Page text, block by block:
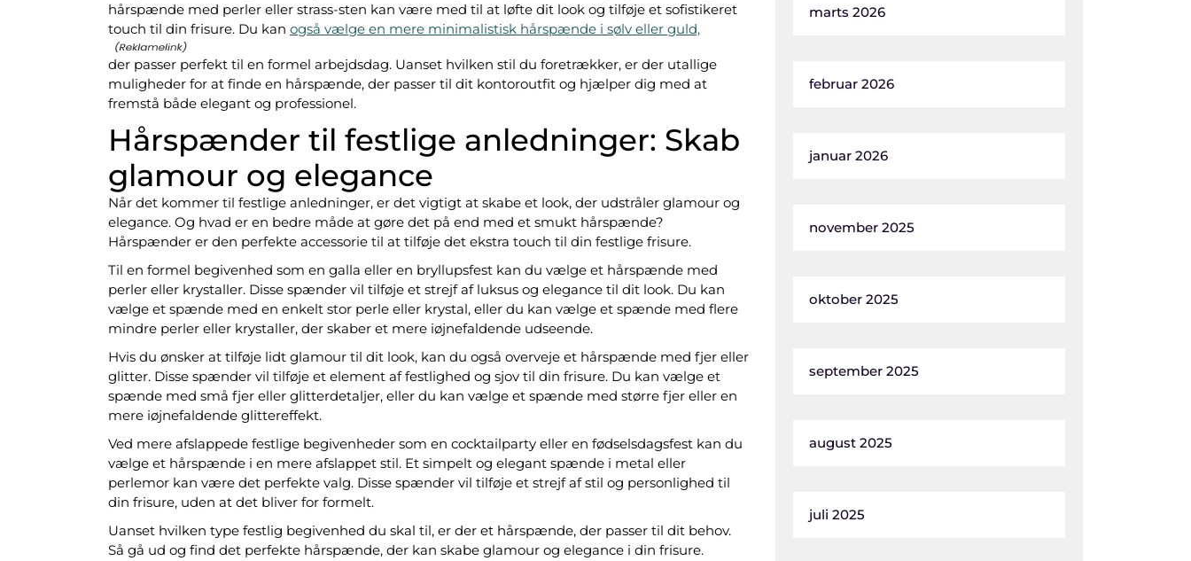
hårspænde med perler eller strass-sten kan være med til at løfte dit look og tilføje et sofistikeret
touch til din frisure. Du kan også vælge en mere minimalistisk hårspænde i sølv eller guld,
der passer perfekt til en formel arbejdsdag. Uanset hvilken stil du foretrækker, er der utallige
muligheder for at finde en hårspænde, der passer til dit kontoroutfit og hjælper dig med at
fremstå både elegant og professionel.
Hårspænder til festlige anledninger: Skab
glamour og elegance
Når det kommer til festlige anledninger, er det vigtigt at skabe et look, der udstråler glamour og
elegance. Og hvad er en bedre måde at gøre det på end med et smukt hårspænde?
Hårspænder er den perfekte accessorie til at tilføje det ekstra touch til din festlige frisure.
Til en formel begivenhed som en galla eller en bryllupsfest kan du vælge et hårspænde med
perler eller krystaller. Disse spænder vil tilføje et strejf af luksus og elegance til dit look. Du kan
vælge et spænde med en enkelt stor perle eller krystal, eller du kan vælge et spænde med flere
mindre perler eller krystaller, der skaber et mere iøjnefaldende udseende.
Hvis du ønsker at tilføje lidt glamour til dit look, kan du også overveje et hårspænde med fjer eller
glitter. Disse spænder vil tilføje et element af festlighed og sjov til din frisure. Du kan vælge et
spænde med små fjer eller glitterdetaljer, eller du kan vælge et spænde med større fjer eller en
mere iøjnefaldende glittereffekt.
Ved mere afslappede festlige begivenheder som en cocktailparty eller en fødselsdagsfest kan du
vælge et hårspænde i en mere afslappet stil. Et simpelt og elegant spænde i metal eller
perlemor kan være det perfekte valg. Disse spænder vil tilføje et strejf af stil og personlighed til
din frisure, uden at det bliver for formelt.
Uanset hvilken type festlig begivenhed du skal til, er der et hårspænde, der passer til dit behov.
Så gå ud og find det perfekte hårspænde, der kan skabe glamour og elegance i din frisure.
marts 2026
februar 2026
januar 2026
november 2025
oktober 2025
september 2025
august 2025
juli 2025